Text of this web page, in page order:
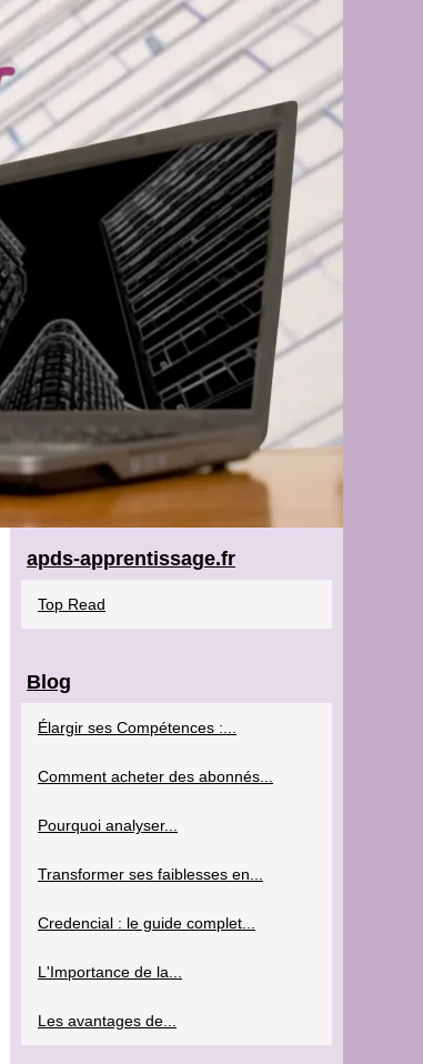
apds-apprentissage.fr
Top Read
Blog
Élargir ses Compétences :...
Comment acheter des abonnés...
Pourquoi analyser...
Transformer ses faiblesses en...
Credencial : le guide complet...
L'Importance de la...
Les avantages de...